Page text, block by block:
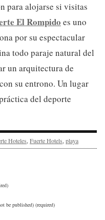
para alojarse si visitas
El Rompido es uno
por su espectacular
todo paraje natural del
un arquitectura de
su entrono. Un lugar
del deporte
Hoteles,Fuerte Hotels,playa
be published) (required)